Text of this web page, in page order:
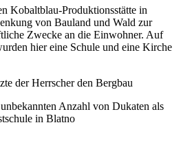
Kobaltblau-Produktionsstätte in
von Bauland und Wald zur
Zwecke an die Einwohner. Auf
hier eine Schule und eine Kirche
der Herrscher den Bergbau
Anzahl von Dukaten als
in Blatno